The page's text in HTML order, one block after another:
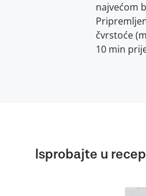
najvećom
čvrstoće
10 min
Isprobajte u